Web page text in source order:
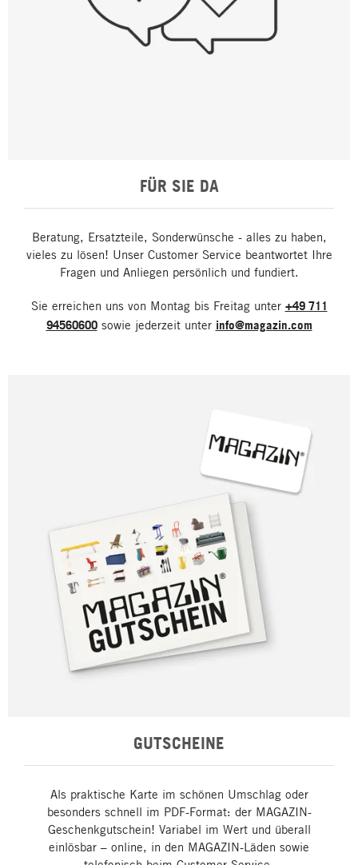
FÜR SIE DA
Beratung, Ersatzteile, Sonderwünsche - alles zu haben,
vieles zu lösen! Unser Customer Service beantwortet Ihre
Fragen und Anliegen persönlich und fundiert.
Sie erreichen uns von Montag bis Freitag unter +49 711
94560600sowie jederzeit unter info@magazin.com
GUTSCHEINE
Als praktische Karte im schönen Umschlag oder
besonders schnell im PDF-Format: der MAGAZIN-
Geschenkgutschein! Variabel im Wert und überall
einlösbar – online, in den MAGAZIN-Läden sowie